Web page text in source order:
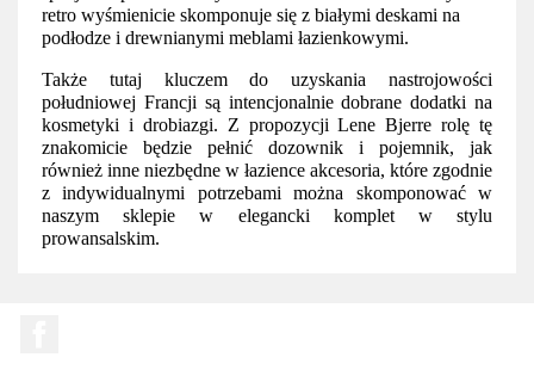
retro wyśmienicie skomponuje się z białymi deskami na
podłodze i drewnianymi meblami łazienkowymi.
Także tutaj kluczem do uzyskania nastrojowości
południowej Francji są intencjonalnie dobrane dodatki na
kosmetyki i drobiazgi. Z propozycji Lene Bjerre rolę tę
znakomicie będzie pełnić dozownik i pojemnik, jak
również inne niezbędne w łazience akcesoria, które zgodnie
z indywidualnymi potrzebami można skomponować w
naszym sklepie w elegancki komplet w stylu
prowansalskim.